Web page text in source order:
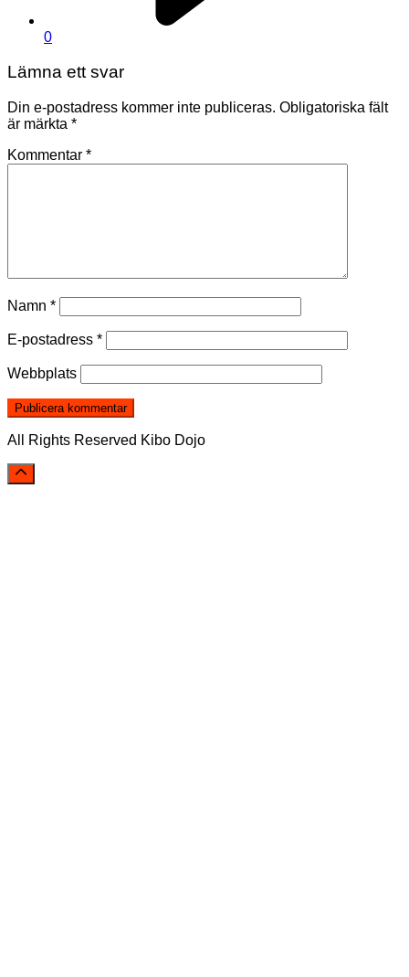
0
Lämna ett svar
Din e-postadress kommer inte publiceras. Obligatoriska fält
är märkta *
Kommentar *
Namn *
E-postadress *
Webbplats
All Rights Reserved Kibo Dojo